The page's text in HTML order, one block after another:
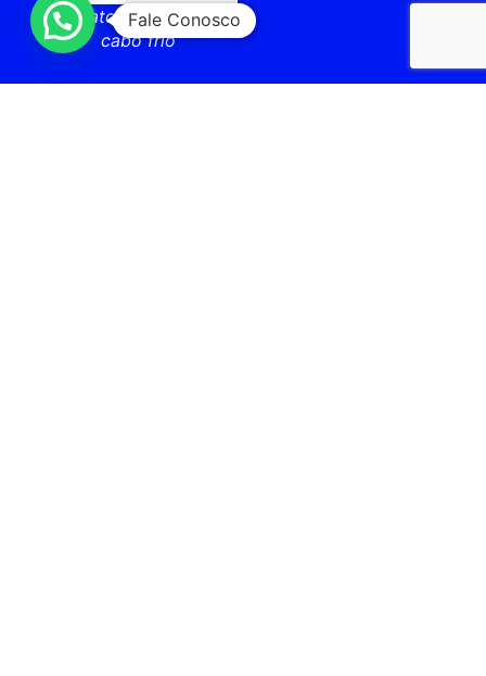
laboratorio vital brazil
cabo frio
Fale Conosco